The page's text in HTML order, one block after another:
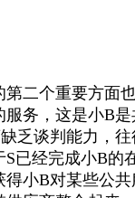
第二个重要方面
务，这是小B
乏谈判能力，
已经完成小B的
小B对某些公